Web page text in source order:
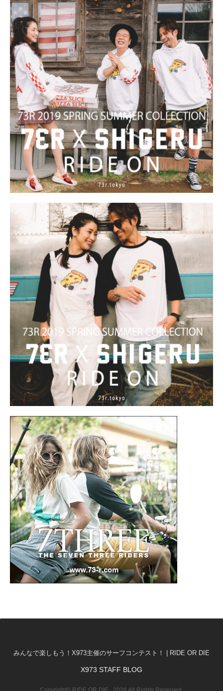
みんなで楽しもう！X973主催のサーフコンテスト！ | RIDE OR DIE
X973 STAFF BLOG